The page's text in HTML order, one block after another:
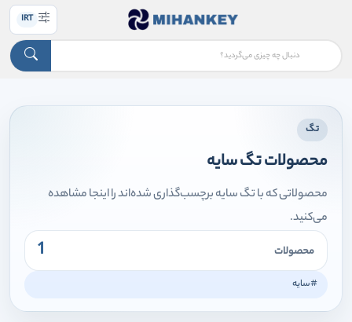
IRT
تگ
محصولات تگ سایه
محصولاتی که با تگ سایه برچسب‌گذاری شده‌اند را اینجا مشاهده
می‌کنید.
محصولات 1
#سایه